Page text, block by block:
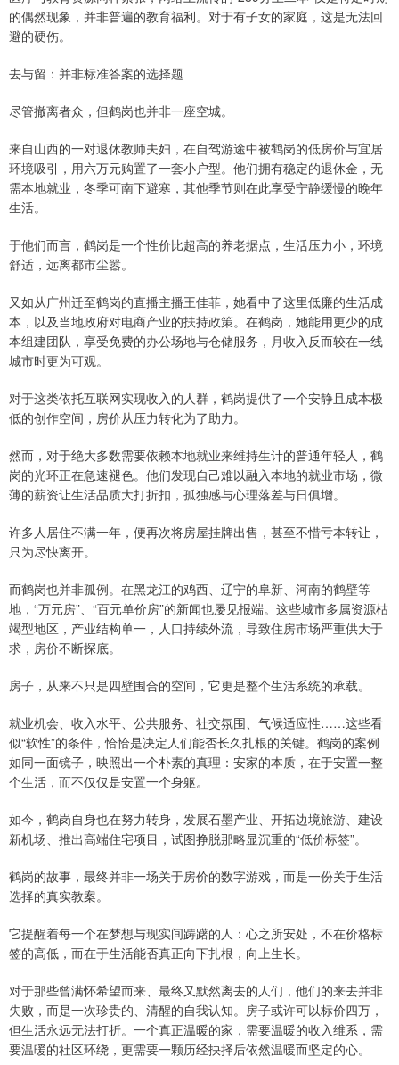
的偶然现象，并非普遍的教育福利。对于有子女的家庭，这是无法回
避的硬伤。
去与留：并非标准答案的选择题
尽管撤离者众，但鹤岗也并非一座空城。
来自山西的一对退休教师夫妇，在自驾游途中被鹤岗的低房价与宜居
环境吸引，用六万元购置了一套小户型。他们拥有稳定的退休金，无
需本地就业，冬季可南下避寒，其他季节则在此享受宁静缓慢的晚年
生活。
于他们而言，鹤岗是一个性价比超高的养老据点，生活压力小，环境
舒适，远离都市尘嚣。
又如从广州迁至鹤岗的直播主播王佳菲，她看中了这里低廉的生活成
本，以及当地政府对电商产业的扶持政策。在鹤岗，她能用更少的成
本组建团队，享受免费的办公场地与仓储服务，月收入反而较在一线
城市时更为可观。
对于这类依托互联网实现收入的人群，鹤岗提供了一个安静且成本极
低的创作空间，房价从压力转化为了助力。
然而，对于绝大多数需要依赖本地就业来维持生计的普通年轻人，鹤
岗的光环正在急速褪色。他们发现自己难以融入本地的就业市场，微
薄的薪资让生活品质大打折扣，孤独感与心理落差与日俱增。
许多人居住不满一年，便再次将房屋挂牌出售，甚至不惜亏本转让，
只为尽快离开。
而鹤岗也并非孤例。在黑龙江的鸡西、辽宁的阜新、河南的鹤壁等
地，“万元房”、“百元单价房”的新闻也屡见报端。这些城市多属资源枯
竭型地区，产业结构单一，人口持续外流，导致住房市场严重供大于
求，房价不断探底。
房子，从来不只是四壁围合的空间，它更是整个生活系统的承载。
就业机会、收入水平、公共服务、社交氛围、气候适应性……这些看
似“软性”的条件，恰恰是决定人们能否长久扎根的关键。鹤岗的案例
如同一面镜子，映照出一个朴素的真理：安家的本质，在于安置一整
个生活，而不仅仅是安置一个身躯。
如今，鹤岗自身也在努力转身，发展石墨产业、开拓边境旅游、建设
新机场、推出高端住宅项目，试图挣脱那略显沉重的“低价标签”。
鹤岗的故事，最终并非一场关于房价的数字游戏，而是一份关于生活
选择的真实教案。
它提醒着每一个在梦想与现实间踌躇的人：心之所安处，不在价格标
签的高低，而在于生活能否真正向下扎根，向上生长。
对于那些曾满怀希望而来、最终又默然离去的人们，他们的来去并非
失败，而是一次珍贵的、清醒的自我认知。房子或许可以标价四万，
但生活永远无法打折。一个真正温暖的家，需要温暖的收入维系，需
要温暖的社区环绕，更需要一颗历经抉择后依然温暖而坚定的心。